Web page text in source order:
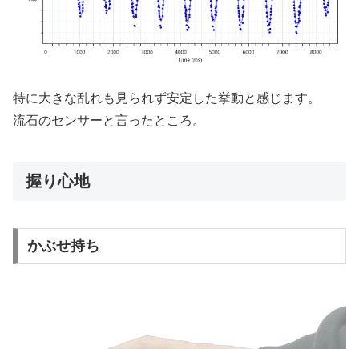
特に大きな乱れも見られず安定した挙動と感じます。
流石のセンサーと言ったところ。
握り心地
かぶせ持ち